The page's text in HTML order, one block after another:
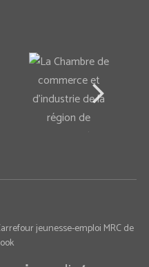
jeunesse-emploi MRC de